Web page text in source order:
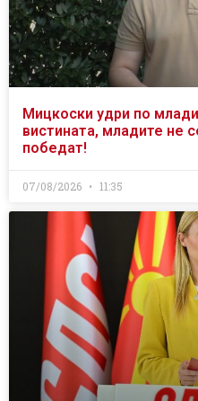
Мицкоски удри по
вистината, младите не
победат!
07/08/2026 11:35